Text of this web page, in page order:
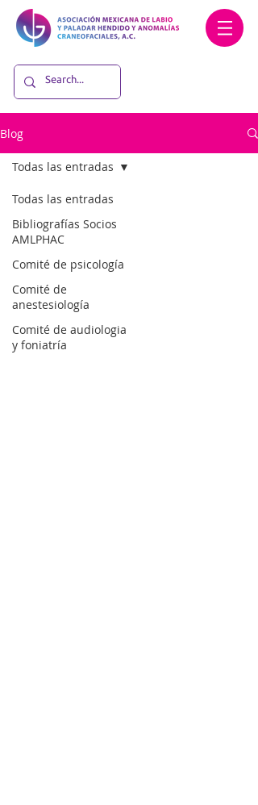
Blog
Todas las entradas
Bibliografías Socios
AMLPHAC
Comité de psicología
Comité de
anestesiología
Comité de audiologia
y foniatría
Todas las entradas